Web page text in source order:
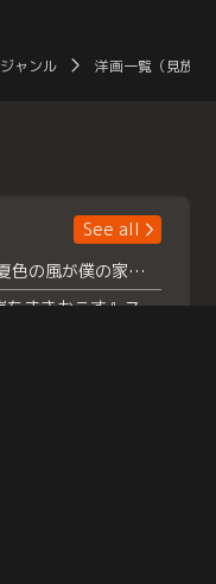
ジャンル 洋画一覧（見放題
See all
浮所飛貴主演！ 【夏色の風が僕の家にやってきた】 本日よりテラサで独占配信スタート！
『夏色の雲が恋と嵐をまきおこす』スペシャルメイキング 【Part1】2026年７月18日（土）23時30分～配信スタート！話題のシーンの裏側を大公開！豪華キャスト大集合！ 『武宮家 真夏の家族会議』開催！